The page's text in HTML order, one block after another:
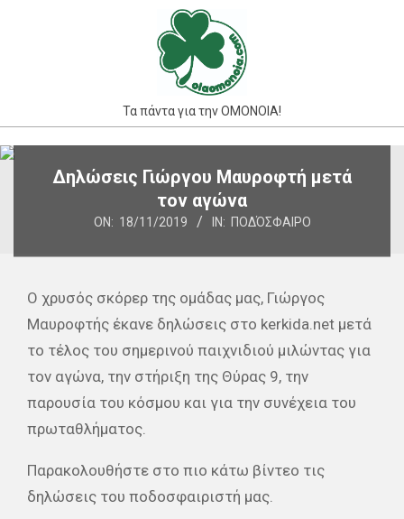
Τα πάντα για την ΟΜΟΝΟΙΑ!
Primary
NavigationΔηλώσεις Γιώργου Μαυροφτή μετά
τον αγώνα
ON: 18/11/2019 IN: ΠΟΔΌΣΦΑΙΡΟ
Ο χρυσός σκόρερ της ομάδας μας, Γιώργος
Μαυροφτής έκανε δηλώσεις στο kerkida.net μετά
το τέλος του σημερινού παιχνιδιού μιλώντας για
τον αγώνα, την στήριξη της Θύρας 9, την
παρουσία του κόσμου και για την συνέχεια του
πρωταθλήματος.
Παρακολουθήστε στο πιο κάτω βίντεο τις
δηλώσεις του ποδοσφαιριστή μας.